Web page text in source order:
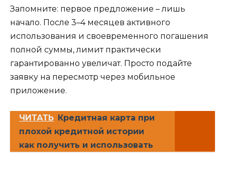
Запомните: первое предложение – лишь
начало. После 3–4 месяцев активного
использования и своевременного погашения
полной суммы, лимит практически
гарантированно увеличат. Просто подайте
заявку на пересмотр через мобильное
приложение.
ЧИТАТЬ Кредитная карта при
плохой кредитной истории
как получить и использовать